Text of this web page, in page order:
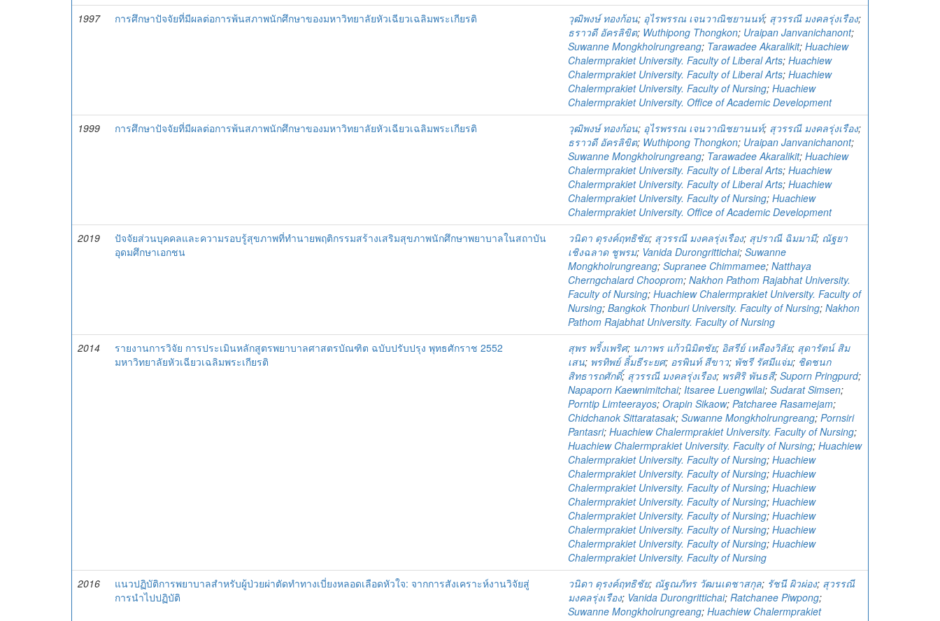
1997
การศึกษาปัจจัยที่มีผลต่อการพ้นสภาพนักศึกษาของมหาวิทยาลัยหัวเฉียวเฉลิมพระเกียรติ วุฒิพงษ์ ทองก้อน; อุไรพรรณ เจนวาณิชยานนท์; สุวรรณี มงคลรุ่งเรือง;
ธราวดี อัครลิขิต; Wuthipong Thongkon; Uraipan Janvanichanont;
Suwanne Mongkholrungreang; Tarawadee Akaralikit; Huachiew
Chalermprakiet University. Faculty of Liberal Arts; Huachiew
Chalermprakiet University. Faculty of Liberal Arts; Huachiew
Chalermprakiet University. Faculty of Nursing; Huachiew
Chalermprakiet University. Office of Academic Development
1999
การศึกษาปัจจัยที่มีผลต่อการพ้นสภาพนักศึกษาของมหาวิทยาลัยหัวเฉียวเฉลิมพระเกียรติ วุฒิพงษ์ ทองก้อน; อุไรพรรณ เจนวาณิชยานนท์; สุวรรณี มงคลรุ่งเรือง;
ธราวดี อัครลิขิต; Wuthipong Thongkon; Uraipan Janvanichanont;
Suwanne Mongkholrungreang; Tarawadee Akaralikit; Huachiew
Chalermprakiet University. Faculty of Liberal Arts; Huachiew
Chalermprakiet University. Faculty of Liberal Arts; Huachiew
Chalermprakiet University. Faculty of Nursing; Huachiew
Chalermprakiet University. Office of Academic Development
2019
ปัจจัยส่วนบุคคลและความรอบรู้สุขภาพที่ทำนายพฤติกรรมสร้างเสริมสุขภาพนักศึกษาพยาบาลในสถาบัน
อุดมศึกษาเอกชน
วนิดา ดุรงค์ฤทธิชัย; สุวรรณี มงคลรุ่งเรือง; สุปราณี ฉิมมามี; ณัฐยา
เชิงฉลาด ชูพรม; Vanida Durongrittichai; Suwanne
Mongkholrungreang; Supranee Chimmamee; Natthaya
Cherngchalard Chooprom; Nakhon Pathom Rajabhat University.
Faculty of Nursing; Huachiew Chalermprakiet University. Faculty of
Nursing; Bangkok Thonburi University. Faculty of Nursing; Nakhon
Pathom Rajabhat University. Faculty of Nursing
2014
รายงานการวิจัย การประเมินหลักสูตรพยาบาลศาสตรบัณฑิต ฉบับปรับปรุง พุทธศักราช 2552
มหาวิทยาลัยหัวเฉียวเฉลิมพระเกียรติ
สุพร พริ้งเพริศ; นภาพร แก้วนิมิตชัย; อิสรีย์ เหลืองวิลัย; สุดารัตน์ สิม
เสน; พรทิพย์ ลิ้มธีระยศ; อรพินท์ สีขาว; พัชรี รัศมีแจ่ม; ชิดชนก
สิทธารถศักดิ์; สุวรรณี มงคลรุ่งเรือง; พรศิริ พันธสี; Suporn Pringpurd;
Napaporn Kaewnimitchai; Itsaree Luengwilai; Sudarat Simsen;
Porntip Limteerayos; Orapin Sikaow; Patcharee Rasamejam;
Chidchanok Sittaratasak; Suwanne Mongkholrungreang; Pornsiri
Pantasri; Huachiew Chalermprakiet University. Faculty of Nursing;
Huachiew Chalermprakiet University. Faculty of Nursing; Huachiew
Chalermprakiet University. Faculty of Nursing; Huachiew
Chalermprakiet University. Faculty of Nursing; Huachiew
Chalermprakiet University. Faculty of Nursing; Huachiew
Chalermprakiet University. Faculty of Nursing; Huachiew
Chalermprakiet University. Faculty of Nursing; Huachiew
Chalermprakiet University. Faculty of Nursing; Huachiew
Chalermprakiet University. Faculty of Nursing; Huachiew
Chalermprakiet University. Faculty of Nursing
2016
แนวปฏิบัติการพยาบาลสำหรับผู้ป่วยผ่าตัดทำทางเบี่ยงหลอดเลือดหัวใจ: จากการสังเคราะห์งานวิจัยสู่
การนำไปปฏิบัติ
วนิดา ดุรงค์ฤทธิชัย; ณัฐณภัทร วัฒนเดชาสกุล; รัชนี ผิวผ่อง; สุวรรณี
มงคลรุ่งเรือง; Vanida Durongrittichai; Ratchanee Piwpong;
Suwanne Mongkholrungreang; Huachiew Chalermprakiet